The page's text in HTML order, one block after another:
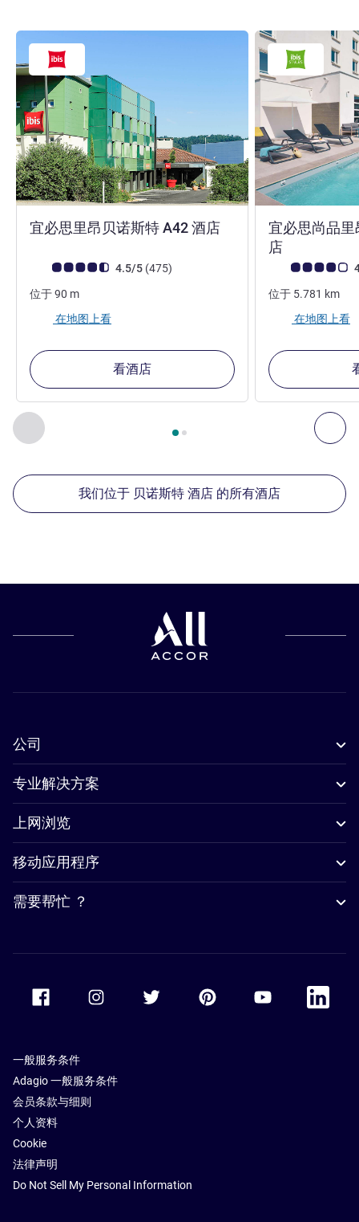
上一个 - 我们在附近的其他酒店 下
第 1页，共 , 我们在附近的其他酒店 1 :, 我们在附近的
宜必思里昂贝诺斯特 A42 酒店3 星
客户意见评级 (ALL 评级)
4.5/5 (475评论
)
位于90 m
在地图上看
看酒店
宜必思尚品
店
客户意见评级
位于 5.781 km
在地图上看
我们位于 贝诺斯特 酒店 的所有酒店
公司
专业解决方案
上网浏览
移动应用程序
需要帮忙 ？
Accor Facebook Accor TwitterAccor PinterestAccor Youtube
Accor
一般服务条件
Adagio 一般服务条件
会员条款与细则
个人资料
Cookie
法律声明
Do Not Sell My Personal Information